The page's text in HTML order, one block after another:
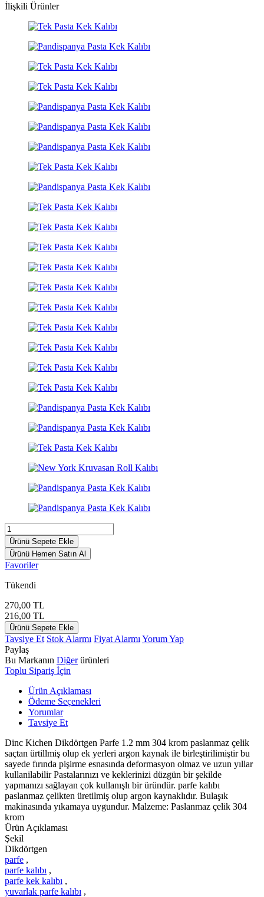
İlişkili Ürünler
Ürünü Sepete Ekle
Ürünü Hemen Satın Al
Favoriler
Tükendi
270,00 TL
216,00 TL
Ürünü Sepete Ekle
Tavsiye Et Stok Alarmı Fiyat Alarmı Yorum Yap
Paylaş
Bu Markanın Diğerürünleri
Toplu Sipariş İçin
Ürün Açıklaması
Ödeme Seçenekleri
Yorumlar
Tavsiye Et
Dinc Kichen Dikdörtgen Parfe 1.2 mm 304 krom paslanmaz çelik
saçtan ürtillmiş olup ek yerleri argon kaynak ile birleştirilimiştir bu
sayede fırında pişirme esnasında deformasyon olmaz ve uzun yıllar
kullanilabilir Pastalarınızı ve keklerinizi düzgün bir şekilde
yapmanızı sağlayan çok kullanışlı bir üründür. parfe kalıbı
paslanmaz çelikten üretilmiş olup argon kaynaklıdır. Bulaşık
makinasında yıkamaya uygundur. Malzeme: Paslanmaz çelik 304
krom
Ürün Açıklaması
Şekil
Dikdörtgen
parfe ,
parfe kalıbı ,
parfe kek kalıbı ,
yuvarlak parfe kalıbı ,